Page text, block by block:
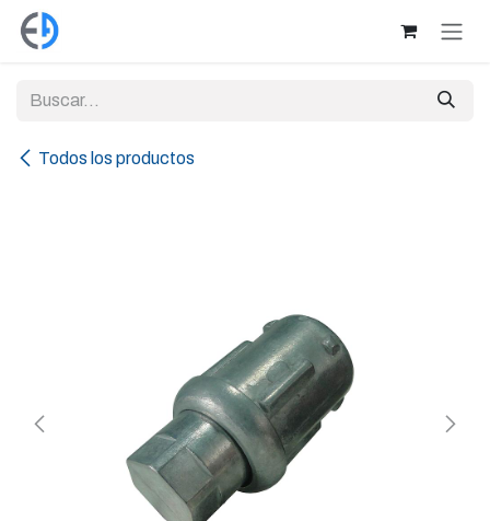
Ir al contenido
Todos los productos